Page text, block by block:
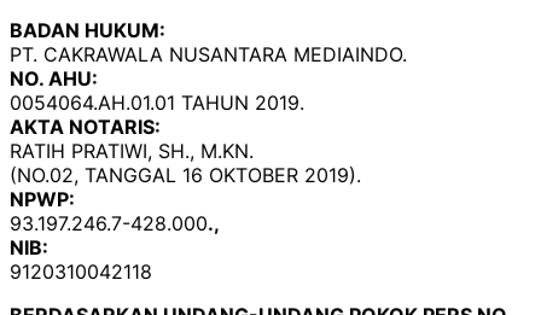
BADAN HUKUM:
PT. CAKRAWALA NUSANTARA MEDIAINDO.
NO. AHU:
0054064.AH.01.01 TAHUN 2019.
AKTA NOTARIS:
RATIH PRATIWI, SH., M.KN.
(NO.02, TANGGAL 16 OKTOBER 2019).
NPWP:
93.197.246.7-428.000.,
NIB:
9120310042118